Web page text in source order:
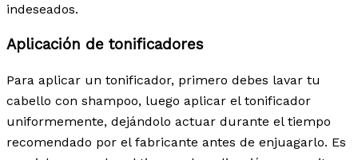
indeseados.
Aplicación de tonificadores
Para aplicar un tonificador, primero debes lavar tu
cabello con shampoo, luego aplicar el tonificador
uniformemente, dejándolo actuar durante el tiempo
recomendado por el fabricante antes de enjuagarlo. Es